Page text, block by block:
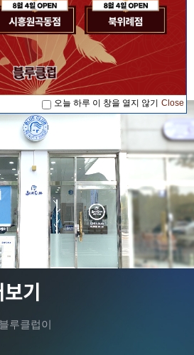
07. 17 '블루...
08. 04 '블루...
08. 04 '블루...
07. 17 '블루...
08. 04 '블루...
루클럽이
오늘 하루 이 창을 열지 않기 Close
오늘 하루 이 창을 열지 않기 Close